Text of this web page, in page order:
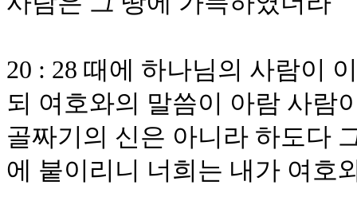
20 : 28 때에 하나님의 사람이
되 여호와의 말씀이 아람 사람
골짜기의 신은 아니라 하도다
에 붙이리니 너희는 내가 여호